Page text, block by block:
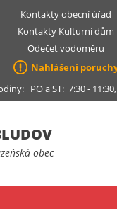
Kontakty obecní úřad
Kontakty Kulturní dům
Odečet vodoměru
Nahlášení
PO a ST: 7:30 - 11:30,
obec